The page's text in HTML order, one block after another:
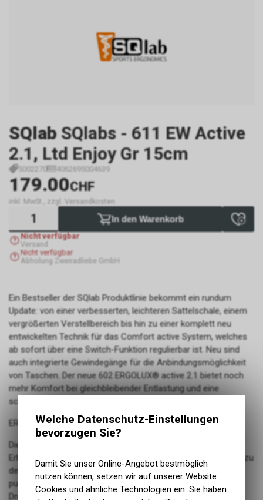
SQlab SQlabs - 611 EW Active
2.1, Ltd Enjoy Gr 15cm
5002270 4062695004639
179.00CHF
inkl. MwSt., zzgl. Versandkosten
In den Warenkorb
Nicht verfügbar
Versand
Nicht verfügbar
Abholung Zweiradliebe GmbH
Ein Bestseller der SQlab Produktlinie bekommt ein rundum
Update: von einer verbesserten, leichteren Sattelschale, einem
vergrößerten Verstellbereich bis hin zu einer komplett neu
entwickelten Technik für das Comfort active System, welches
ab sofort über eine Switch-Funktion regulierbar ist. Neu sind
auch integrierte Gewindegänge für die Anbindungsmöglichkeit
von Taschen. Der neue 602 ERGOLUX® active 2.1 bietet noch
mehr Komfort bei gleichbleibender Entlastung und eine
schmälere Sattelnase für mehr Beinfreiheit.
ERGOLUX® Mehr Komfort- Weniger Druck
Die sich vom Heck nach vorne streckende wellenförmige
Erhebung der ERGOLUX® Sättel passen in ihrer Form perfekt zu
den meist bauchigen Sitzbeinästen. Die vergrößerte, weniger
punktuelle Auflagefläche, sorgt für eine bestmögliche
Druckverteilung.
Welche Datenschutz-Einstellungen
bevorzugen Sie?
Damit Sie unser Online-Angebot bestmöglich
nutzen können, setzen wir auf unserer Website
Cookies und ähnliche Technologien ein. Sie haben